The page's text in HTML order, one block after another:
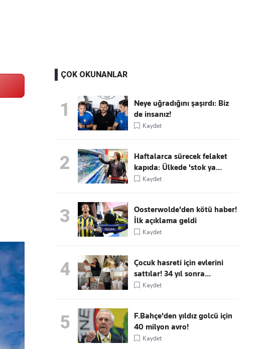
ÇOK OKUNANLAR
1
Neye uğradığını şaşırdı: Biz
de insanız!
Kaydet
2
Haftalarca sürecek felaket
kapıda: Ülkede 'stok ya...
Kaydet
3
Oosterwolde'den kötü haber!
İlk açıklama geldi
Kaydet
4
Çocuk hasreti için evlerini
sattılar! 34 yıl sonra...
Kaydet
5
F.Bahçe'den yıldız golcü için
40 milyon avro!
Kaydet